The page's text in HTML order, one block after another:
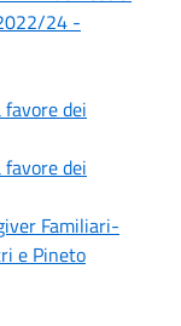
24 -
dei
dei
Familiari-
e Pineto